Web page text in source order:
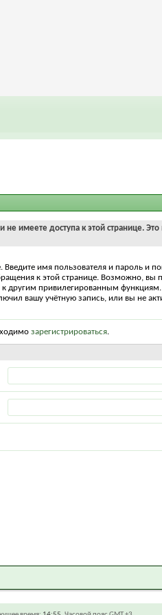
имеете доступа к этой странице.
имя пользователя и пароль и
к этой странице. Возможно, вы
другим привилегированным функциям.
вашу учётную запись, или вы не
зарегистрироваться.